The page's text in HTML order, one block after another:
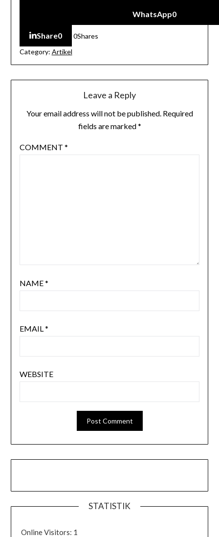
WhatsApp0
Share0 0Shares
Category: Artikel
Leave a Reply
Your email address will not be published. Required
fields are marked*
COMMENT *
NAME*
EMAIL*
WEBSITE
STATISTIK
Online Visitors: 1